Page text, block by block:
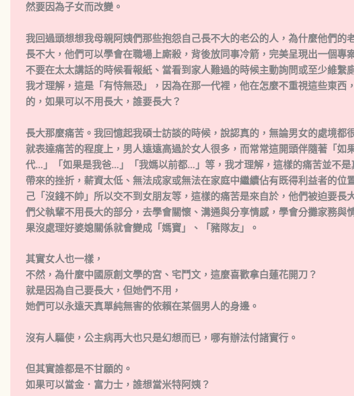
然要因為子女而改變。
我回過頭想想我母親阿姨們那些抱怨自己長不大的老公的人，為什麼他們的
長不大，他們可以學會在職場上廝殺，背後放同事冷箭，完美呈現出一個專
不要在太太講話的時候看報紙、當看到家人難過的時候主動詢問或至少維繫
我才理解，這是「有恃無恐」，因為在那一代裡，他在怎麼不重視這些東西
的， 如果可以不用長大，誰要長大？
長大那麼痛苦。我回憶起我碩士訪談的時候，說認真的，無論男女的處境都
就表達痛苦的程度上，男人遠遠高過於女人很多，而常常這開頭伴隨著「如
代…」「如果是我爸…」「我媽以前都…」等，我才理解，這樣的痛苦並不是
帶來的挫折，薪資太低、無法成家或無法在家庭中繼續佔有既得利益者的位
己「沒錢不帥」所以交不到女朋友等，這樣的痛苦是來自於，他們被迫要長
們父執輩不用長大的部分，去學會關懷、溝通與分享情感，學會分攤家務與
果沒處理好婆媳關係就會變成「媽寶」、「豬隊友」。
其實女人也一樣，
不然，為什麼中國原創文學的宮、宅鬥文，這麼喜歡拿白蓮花開刀？
就是因為自己要長大，但她們不用，
她們可以永遠天真單純無害的依賴在某個男人的身邊。
沒有人驅使，公主病再大也只是幻想而已，哪有辦法付諸實行。
但其實誰都是不甘願的。
如果可以當金．富力士，誰想當米特阿姨？